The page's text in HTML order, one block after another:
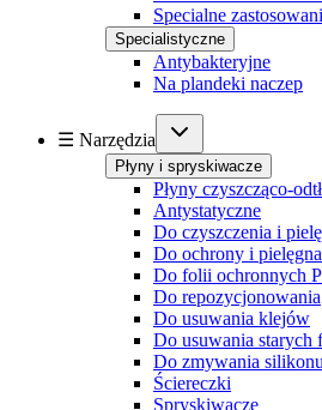
Specialne
Specialistyczne
Antybakteryjne
Na plandeki naczep
☰ Narzędzia
Płyny i spryskiwacze
Płyny czyszcząco-
Antystatyczne
Do czyszczenia i
Do ochrony i
Do folii ochronnych
Do repozycjonowania
Do usuwania klejów
Do usuwania starych
Do zmywania
Ściereczki
Spryskiwacze